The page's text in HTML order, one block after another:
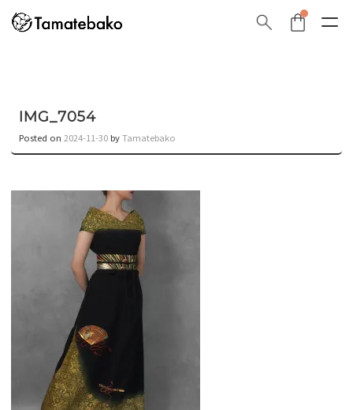
IMG_7054
Posted on 2024-11-30 byTamatebako